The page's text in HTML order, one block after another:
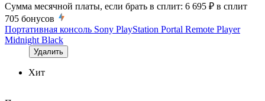
Сумма месячной платы, если брать в сплит: 6 695 ₽ в сплит
705 бонусов
Портативная консоль Sony PlayStation Portal Remote Player
Midnight Black
Удалить
Хит